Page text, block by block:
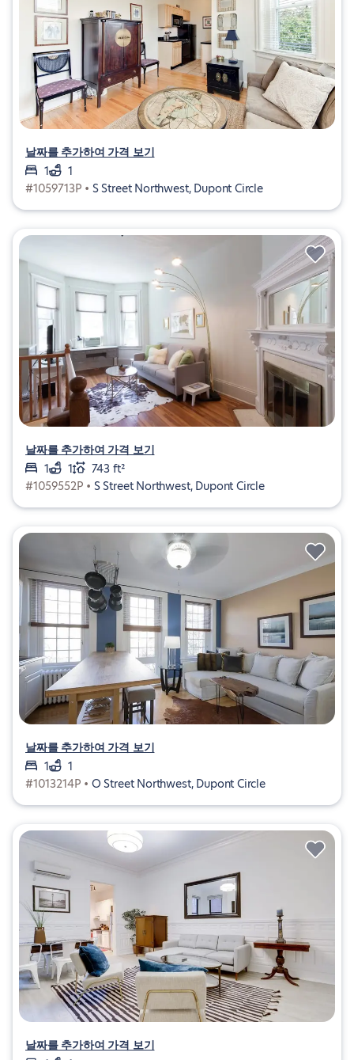
날짜를 추가하여 가격 보기
1
1
#1059713P • S Street Northwest, Dupont Circle
날짜를 추가하여 가격 보기
1
1
743 ft²
#1059552P • S Street Northwest, Dupont Circle
날짜를 추가하여 가격 보기
1
1
#1013214P • O Street Northwest, Dupont Circle
날짜를 추가하여 가격 보기